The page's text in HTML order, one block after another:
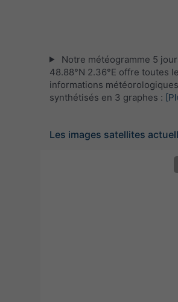
Notre météogramme 5
48.88°N 2.36°E offre toutes
informations météorologiques
synthétisés en 3 graphes :
Les images satellites